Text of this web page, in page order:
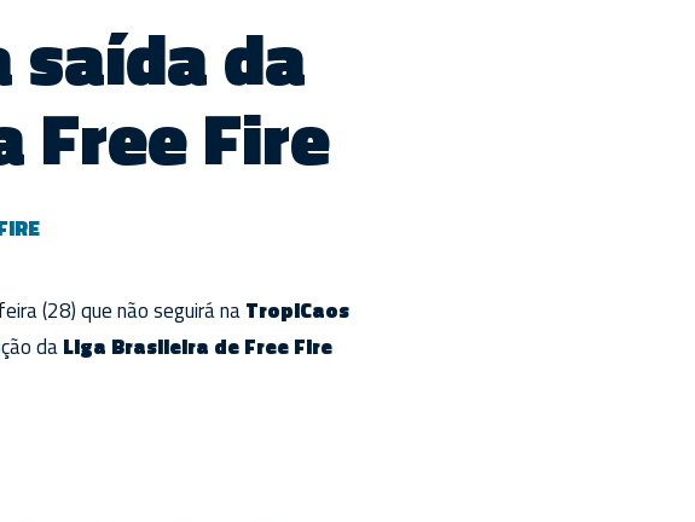
saída da
Free Fire
(28) que não seguirá naTropiCaos
daLiga Brasileira de Free Fire